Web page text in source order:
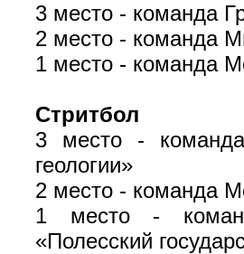
3 место - команда
2 место - команда
1 место - команда
Стритбол
3 место - команда
геологии»
2 место - команда
1 место - команда
«Полесский